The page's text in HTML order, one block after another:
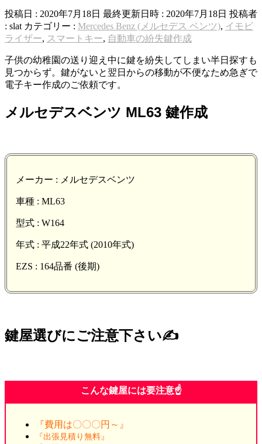
投稿日 : 2020年7月18日 最終更新日時 : 2020年7月18日 投稿者
: slat カテゴリー : Mercedes Benz (メルセデス ベンツ), イモビ
ライザー, スマートキー, 自動車の紛失鍵作成
子供の幼稚園の送り迎え中に鍵を紛失してしまい半日探すも
見つからず。鍵がないと翌日からの移動が不便なため急ぎで
電子キー作成のご依頼です。
メルセデスベンツ ML63 鍵作成
メーカー : メルセデスベンツ
車種 : ML63
型式 : W164
年式 : 平成22年式 (2010年式)
EZS : 164品番 (後期)
鍵屋選びにご注意下さい✍️
こんな鍵屋には要注意☝️
『費用は〇〇〇円～』
『出張見積り無料』